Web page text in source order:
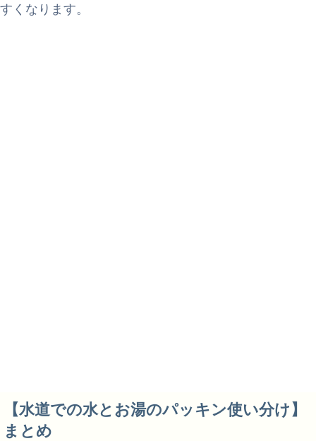
すくなります。
【水道での水とお湯のパッキン使い分け】
まとめ